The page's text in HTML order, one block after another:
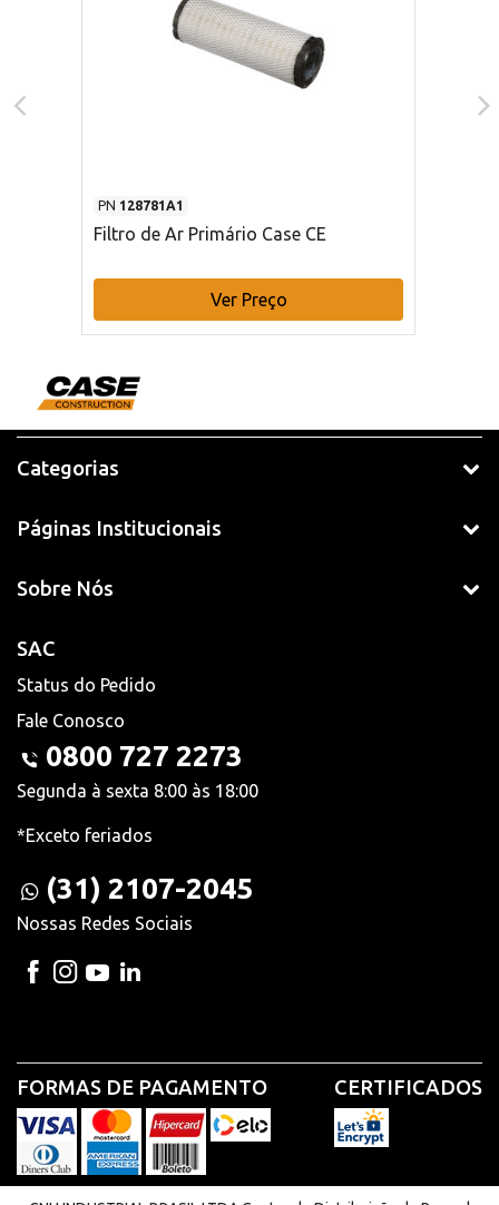
PN 128781A1
Filtro de Ar Primário Case CE
Ver Preço
Categorias
Páginas Institucionais
Sobre Nós
SAC
Status do Pedido
Fale Conosco
0800 727 2273
Segunda à sexta 8:00 às 18:00
*Exceto feriados
(31) 2107-2045
Nossas Redes Sociais
FORMAS DE PAGAMENTO CERTIFICADOS